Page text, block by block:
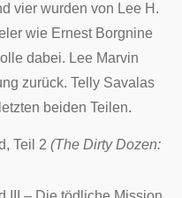
vier wurden von Lee H.
wie Ernest Borgnine
dabei. Lee Marvin
zurück. Telly Savalas
beiden Teilen.
Teil 2 (The Dirty Dozen: